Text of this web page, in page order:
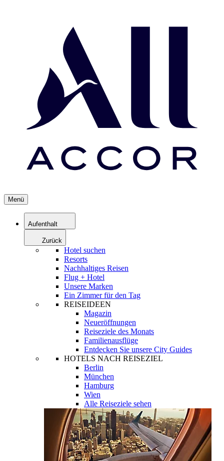
Menü
Aufenthalt
Zurück
Hotel suchen
Resorts
Nachhaltiges Reisen
Flug + Hotel
Unsere Marken
Ein Zimmer für den Tag
REISEIDEEN
Magazin
Neueröffnungen
Reiseziele des Monats
Familienausflüge
Entdecken Sie unsere City Guides
HOTELS NACH REISEZIEL
Berlin
München
Hamburg
Wien
Alle Reiseziele sehen